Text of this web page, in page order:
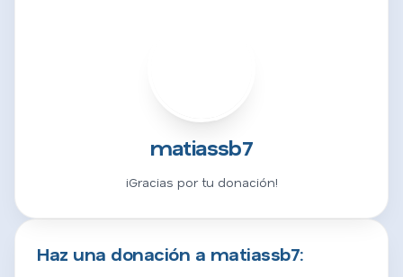
matiassb7
¡Gracias por tu donación!
Haz una donación a matiassb7: